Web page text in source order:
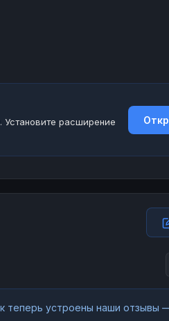
Установите расширение
теперь устроены наши отзывы